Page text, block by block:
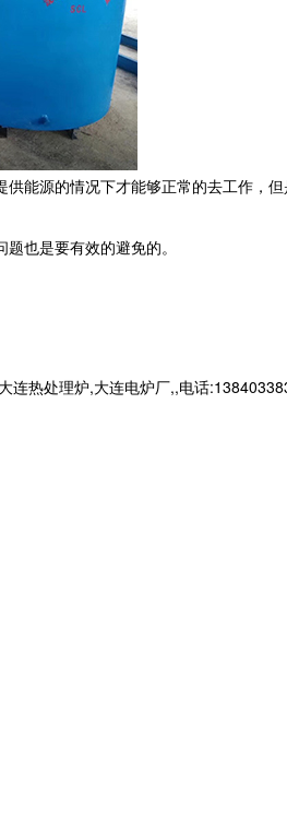
能源的情况下才能够正常的去工作，
也是要有效的避免的。
连热处理炉,大连电炉厂,,电话